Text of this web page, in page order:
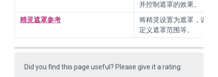
并控制遮罩的效果。
精灵遮罩参考
将精灵设置为遮罩，调整
定义遮罩范围等。
Did you find this page useful? Please give it a rating: